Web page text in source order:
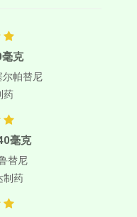
克
尔帕替尼
药
毫克
替尼
制药